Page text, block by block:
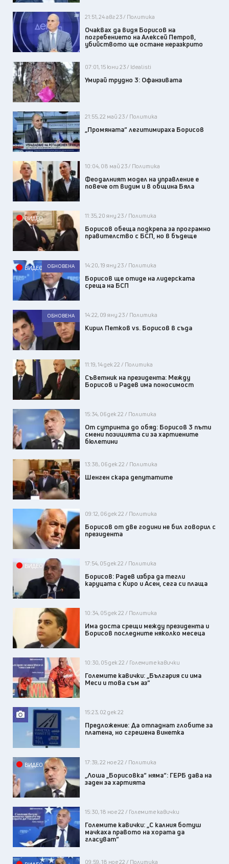
21:51, 24 авг 23 / Политика
Очаквах да видя Борисов на
погребението на Алексей Петров,
убийството ще остане неразкрито
07:01, 15 юни 23 / Idealisti
Умирай трудно 3: Офанзивата
21:55, 22 май 23 / Политика
„Промяната“ легитимираха Борисов
10:04, 08 май 23 / Политика
Феодалният модел на управление е
повече от видим и в община Бяла
ВИДЕО 11:35, 20 яну 23 / Политика
Борисов обеща подкрепа за програмно
правителство с БСП, но в бъдеще
ВИДЕО ОБНОВЕНА 14:20, 19 яну 23 / Политика
Борисов ще отиде на лидерската
среща на БСП
ОБНОВЕНА 14:22, 09 яну 23 / Политика
Кирил Петков vs. Борисов в съда
11:19, 14 дек 22 / Политика
Съветник на президента: Между
Борисов и Радев има поносимост
15:34, 06 дек 22 / Политика
От сутринта до обяд: Борисов 3 пъти
смени позицията си за хартиените
бюлетини
13:38, 06 дек 22 / Политика
Шенген скара депутатите
09:12, 06 дек 22 / Политика
Борисов от две години не бил говорил с
президента
ВИДЕО 17:54, 05 дек 22 / Политика
Борисов: Радев избра да тегли
каруцата с Киро и Асен, сега си плаща
10:34, 05 дек 22 / Политика
Има доста срещи между президента и
Борисов последните няколко месеца
10:30, 05 дек 22 / Големите кавички
Големите кавички: „България си има
Меси и това съм аз“
15:23, 02 дек 22
Предложение: Да отпаднат глобите за
платена, но сгрешена винетка
ВИДЕО 17:39, 22 ное 22 / Политика
„Лоша „Борисовка“ няма“: ГЕРБ дава на
заден за хартията
15:30, 18 ное 22 / Големите кавички
Големите кавички: „С калния ботуш
мачкаха правото на хората да
гласуват“
09:59, 18 ное 22 / Политика